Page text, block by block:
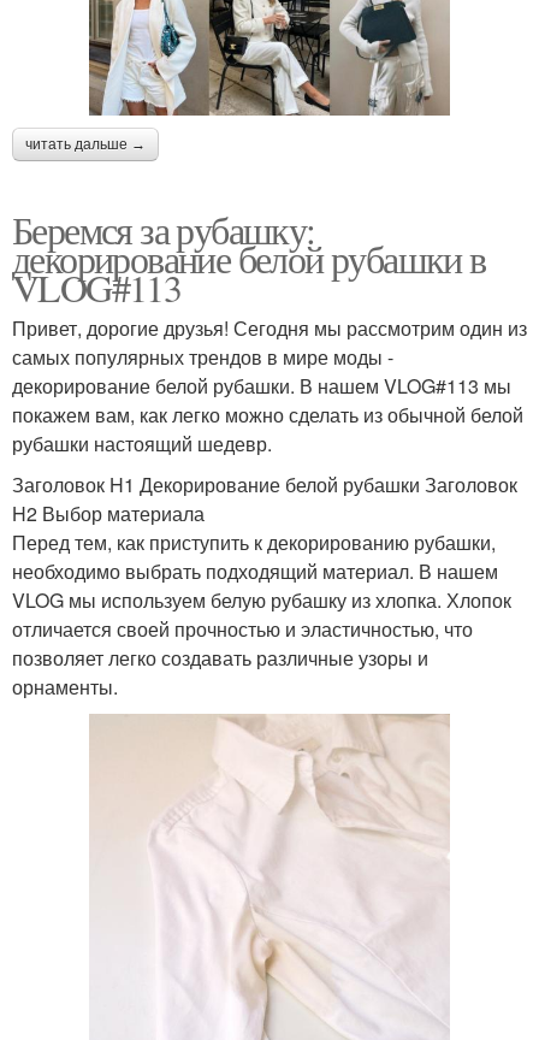
читать дальше →
Беремся за рубашку:
декорирование белой рубашки в
VLOG#113
Привет, дорогие друзья! Сегодня мы рассмотрим один из
самых популярных трендов в мире моды -
декорирование белой рубашки. В нашем VLOG#113 мы
покажем вам, как легко можно сделать из обычной белой
рубашки настоящий шедевр.
Заголовок H1 Декорирование белой рубашки Заголовок
H2 Выбор материала
Перед тем, как приступить к декорированию рубашки,
необходимо выбрать подходящий материал. В нашем
VLOG мы используем белую рубашку из хлопка. Хлопок
отличается своей прочностью и эластичностью, что
позволяет легко создавать различные узоры и
орнаменты.